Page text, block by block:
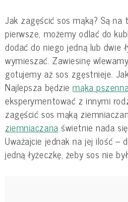
Jak zagęścić sos mąką? Są na
pierwsze, możemy odlać do
dodać do niego jedną lub dwie
wymieszać. Zawiesinę
gotujemy aż sos zgęstnieje.
Najlepsza będziemąka
eksperymentować z innymi
zagęścić sos mąką
ziemniaczana świetnie nada
Uważajcie jednak na jej ilość –
jedną łyżeczkę, żeby sos nie